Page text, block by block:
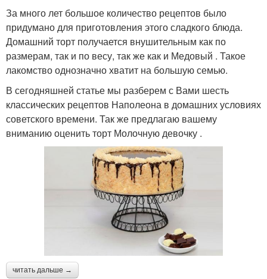
За много лет большое количество рецептов было
придумано для приготовления этого сладкого блюда.
Домашний торт получается внушительным как по
размерам, так и по весу, так же как и Медовый . Такое
лакомство однозначно хватит на большую семью.
В сегодняшней статье мы разберем с Вами шесть
классических рецептов Наполеона в домашних условиях
советского времени. Так же предлагаю вашему
вниманию оценить торт Молочную девочку .
читать дальше →